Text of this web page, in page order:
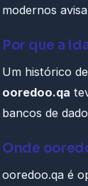
modernos
Por que a
Um histórico
ooredoo.qa
bancos de
Onde
ooredoo.qa é